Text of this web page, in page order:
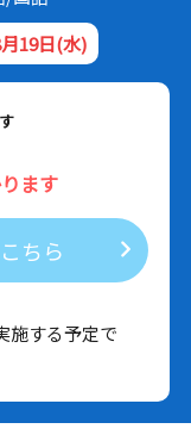
19日(水)
ます
ちら
施する予定で